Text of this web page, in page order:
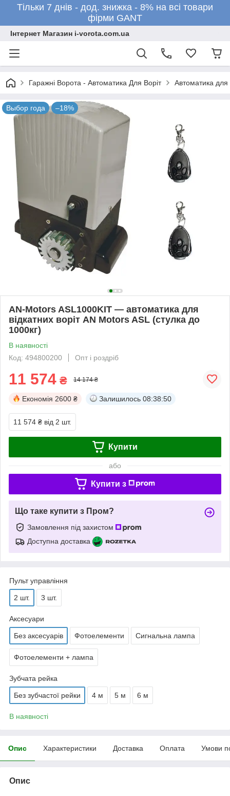
Тільки 7 днів - дод. знижка - 8% на всі товари
фірми GANT
Інтернет Магазин i-vorota.com.ua
Гаражні Ворота - Автоматика Для Воріт Автоматика для
Выбор года –18%
AN-Motors ASL1000KIT — автоматика для
відкатних воріт AN Motors ASL (стулка до
1000кг)
В наявності
Код: 494800200
Опт і роздріб
11 574 ₴ 14 174 ₴
Економія 2600 ₴ Залишилось 08:38:49
11 574 ₴ від 2 шт.
Купити
або
Купити з
Що таке купити з Пром?
Замовлення під захистом
Доступна доставка
Пульт управління
2 шт. 3 шт.
Аксесуари
Без аксесуарів Фотоелементи Сигнальна лампа
Фотоелементи + лампа
Зубчата рейка
Без зубчастої рейки 4 м 5 м 6 м
В наявності
Опис Характеристики Доставка Оплата Умови
Опис